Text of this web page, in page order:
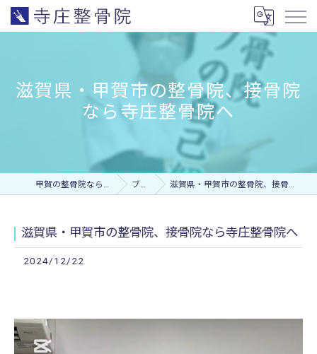
滋賀県・甲賀市の整骨院、接骨院
なら寺庄整骨院へ
甲賀の整骨院なら寺庄整骨院 ブログ 滋賀県・甲賀市の整骨院、接骨院なら寺庄整骨院へ
滋賀県・甲賀市の整骨院、接骨院なら寺庄整骨院へ
2024/12/22